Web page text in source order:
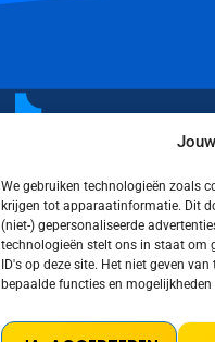
We gebruiken technologieën zoals
krijgen tot apparaatinformatie. Dit
(niet-) gepersonaliseerde
technologieën stelt ons in staat om
ID's op deze site. Het niet geven
bepaalde functies en